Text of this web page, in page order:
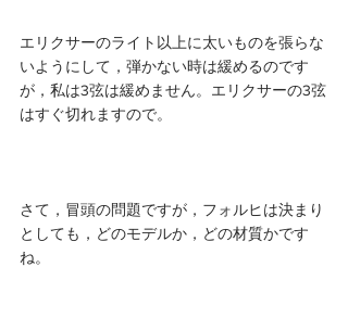
エリクサーのライト以上に太いものを張らな
いようにして，弾かない時は緩めるのです
が，私は3弦は緩めません。エリクサーの3弦
はすぐ切れますので。
さて，冒頭の問題ですが，フォルヒは決まり
としても，どのモデルか，どの材質かです
ね。